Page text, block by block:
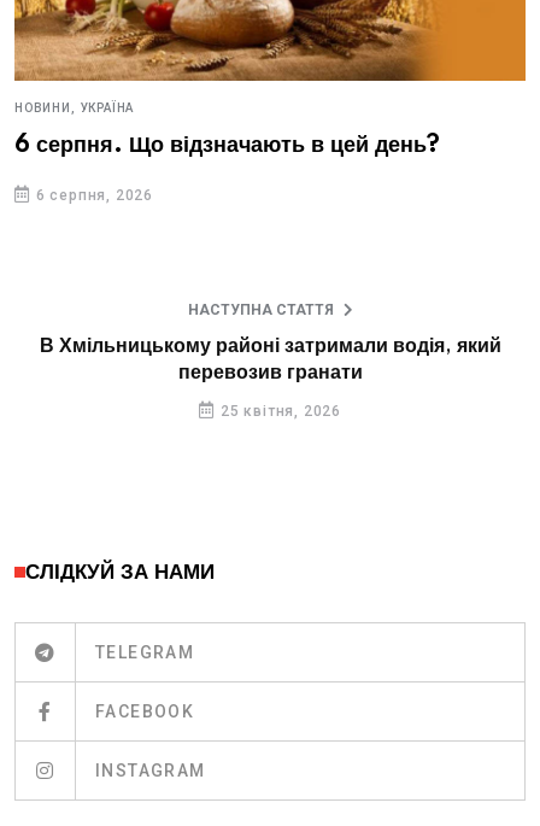
НОВИНИ, УКРАЇНА
6 серпня. Що відзначають в цей день?
6 серпня, 2026
НАСТУПНА СТАТТЯ
В Хмільницькому районі затримали водія, який
перевозив гранати
25 квітня, 2026
СЛІДКУЙ ЗА НАМИ
TELEGRAM
FACEBOOK
INSTAGRAM